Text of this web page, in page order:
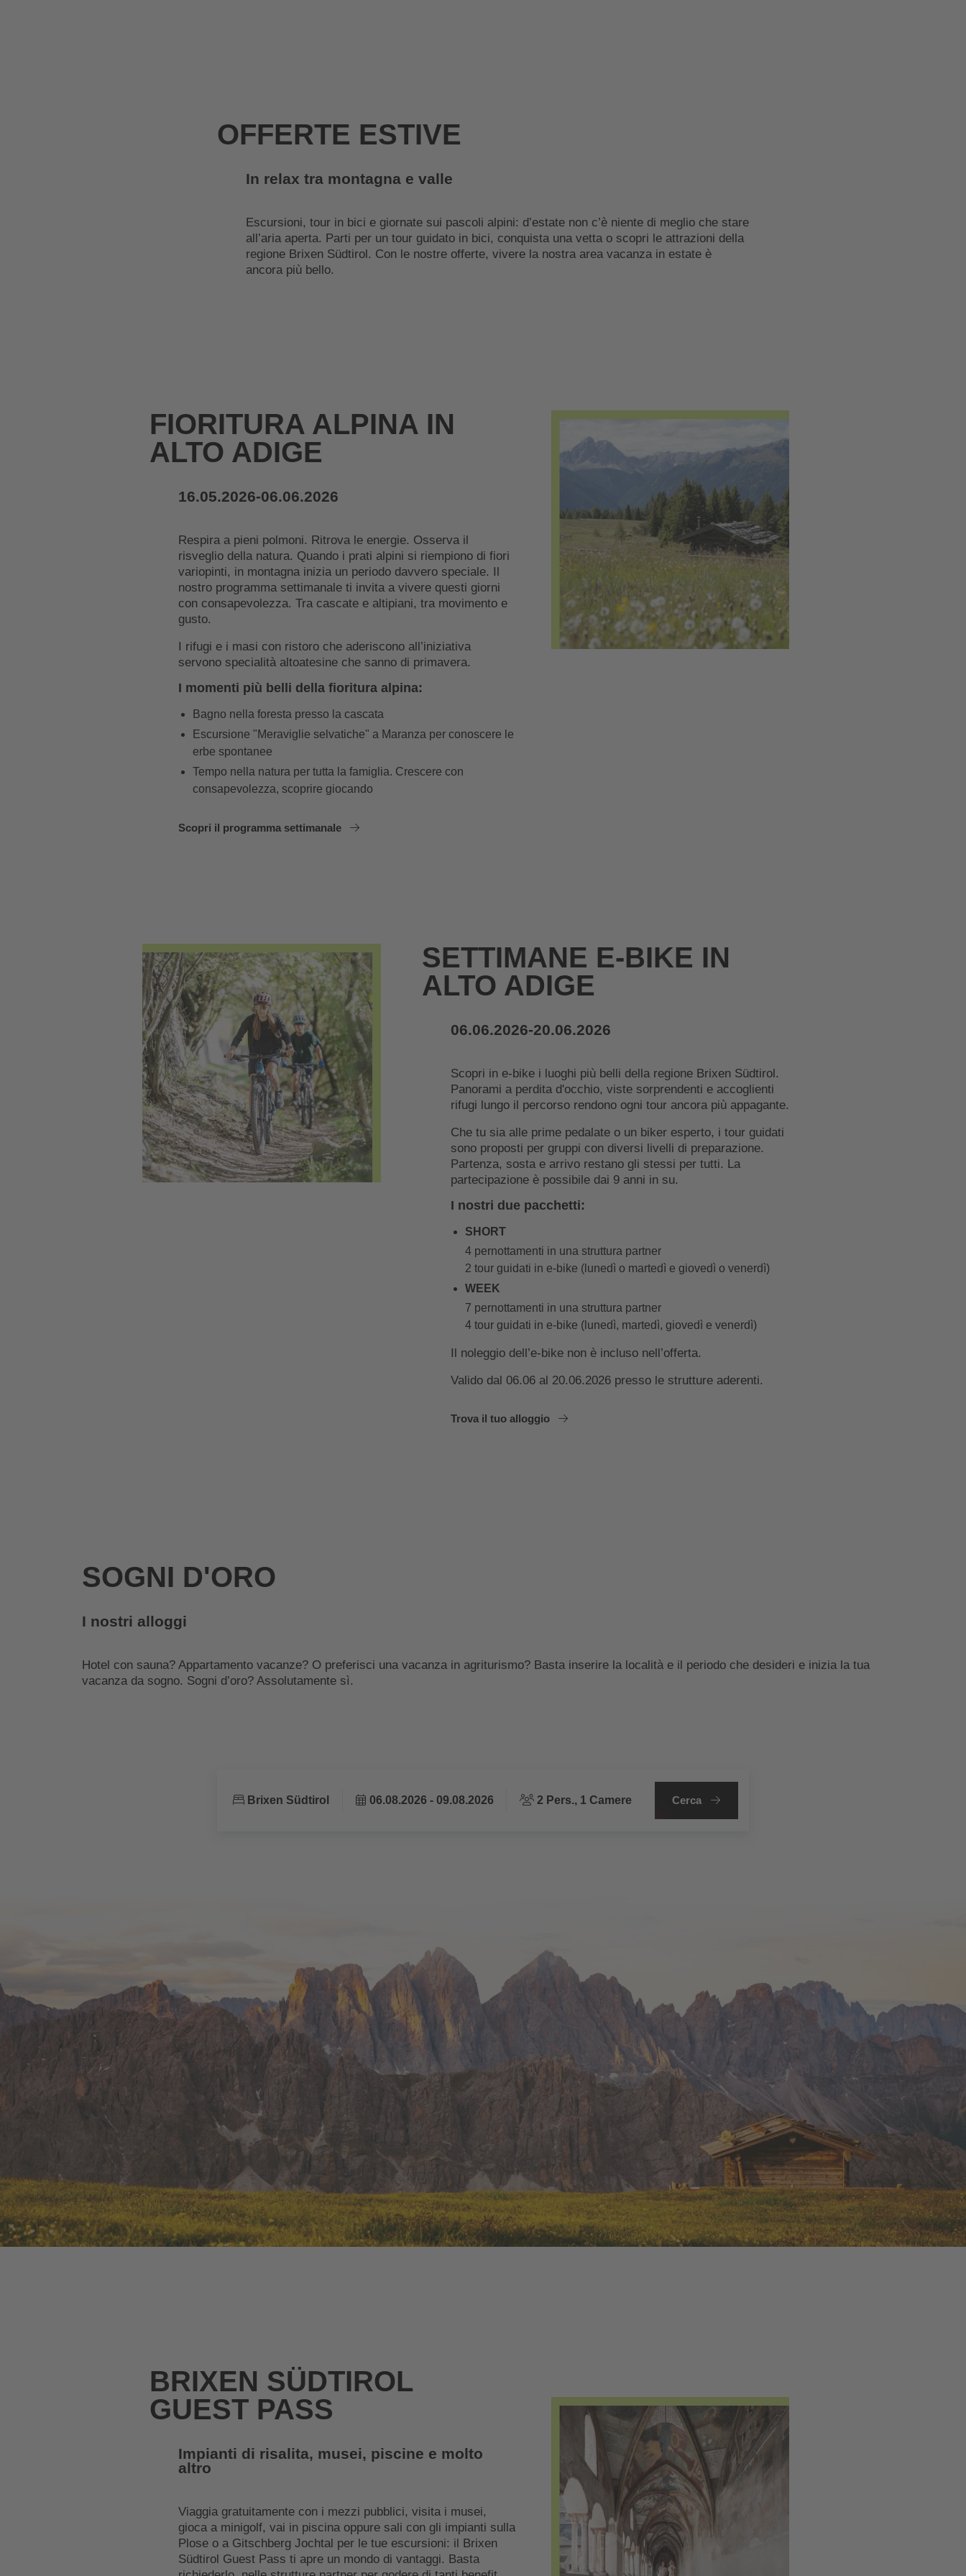
OFFERTE ESTIVE
In relax tra montagna e valle
Escursioni, tour in bici e giornate sui pascoli alpini: d’estate non c’è niente di meglio che stare
all’aria aperta. Parti per un tour guidato in bici, conquista una vetta o scopri le attrazioni della
regione Brixen Südtirol. Con le nostre offerte, vivere la nostra area vacanza in estate è
ancora più bello.
FIORITURA ALPINA IN
ALTO ADIGE
16.05.2026-06.06.2026
Respira a pieni polmoni. Ritrova le energie. Osserva il
risveglio della natura. Quando i prati alpini si riempiono di fiori
variopinti, in montagna inizia un periodo davvero speciale. Il
nostro programma settimanale ti invita a vivere questi giorni
con consapevolezza. Tra cascate e altipiani, tra movimento e
gusto.
I rifugi e i masi con ristoro che aderiscono all’iniziativa
servono specialità altoatesine che sanno di primavera.
I momenti più belli della fioritura alpina:
Bagno nella foresta presso la cascata
Escursione "Meraviglie selvatiche" a Maranza per conoscere le
erbe spontanee
Tempo nella natura per tutta la famiglia. Crescere con
consapevolezza, scoprire giocando
Scopri il programma settimanale
SETTIMANE E-BIKE IN
ALTO ADIGE
06.06.2026-20.06.2026
Scopri in e-bike i luoghi più belli della regione Brixen Südtirol.
Panorami a perdita d'occhio, viste sorprendenti e accoglienti
rifugi lungo il percorso rendono ogni tour ancora più appagante.
Che tu sia alle prime pedalate o un biker esperto, i tour guidati
sono proposti per gruppi con diversi livelli di preparazione.
Partenza, sosta e arrivo restano gli stessi per tutti. La
partecipazione è possibile dai 9 anni in su.
I nostri due pacchetti:
SHORT
4 pernottamenti in una struttura partner
2 tour guidati in e-bike (lunedì o martedì e giovedì o venerdì)
WEEK
7 pernottamenti in una struttura partner
4 tour guidati in e-bike (lunedì, martedì, giovedì e venerdì)
Il noleggio dell’e-bike non è incluso nell’offerta.
Valido dal 06.06 al 20.06.2026 presso le strutture aderenti.
Trova il tuo alloggio
SOGNI D'ORO
I nostri alloggi
Hotel con sauna? Appartamento vacanze? O preferisci una vacanza in agriturismo? Basta inserire la località e il periodo che desideri e inizia la tua
vacanza da sogno. Sogni d’oro? Assolutamente sì.
Brixen Südtirol 06.08.2026 - 09.08.2026 2 Pers., 1 Camere Cerca
BRIXEN SÜDTIROL
GUEST PASS
Impianti di risalita, musei, piscine e molto
altro
Viaggia gratuitamente con i mezzi pubblici, visita i musei,
gioca a minigolf, vai in piscina oppure sali con gli impianti sulla
Plose o a Gitschberg Jochtal per le tue escursioni: il Brixen
Südtirol Guest Pass ti apre un mondo di vantaggi. Basta